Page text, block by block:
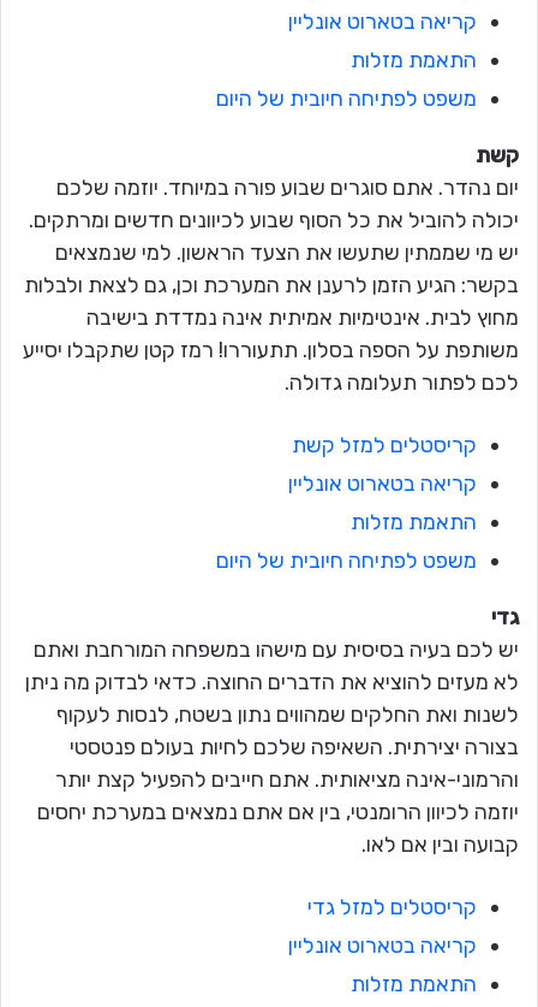
קריאה בטארוט אונליין
התאמת מזלות
משפט לפתיחה חיובית של היום
קשת
יום נהדר. אתם סוגרים שבוע פורה במיוחד. יוזמה שלכם
יכולה להוביל את כל הסוף שבוע לכיוונים חדשים ומרתקים.
יש מי שממתין שתעשו את הצעד הראשון. למי שנמצאים
בקשר: הגיע הזמן לרענן את המערכת וכן, גם לצאת ולבלות
מחוץ לבית. אינטימיות אמיתית אינה נמדדת בישיבה
משותפת על הספה בסלון. תתעוררו! רמז קטן שתקבלו יסייע
לכם לפתור תעלומה גדולה.
קריסטלים למזל קשת
קריאה בטארוט אונליין
התאמת מזלות
משפט לפתיחה חיובית של היום
גדי
יש לכם בעיה בסיסית עם מישהו במשפחה המורחבת ואתם
לא מעזים להוציא את הדברים החוצה. כדאי לבדוק מה ניתן
לשנות ואת החלקים שמהווים נתון בשטח, לנסות לעקוף
בצורה יצירתית. השאיפה שלכם לחיות בעולם פנטסטי
והרמוני-אינה מציאותית. אתם חייבים להפעיל קצת יותר
יוזמה לכיוון הרומנטי, בין אם אתם נמצאים במערכת יחסים
קבועה ובין אם לאו.
קריסטלים למזל גדי
קריאה בטארוט אונליין
התאמת מזלות